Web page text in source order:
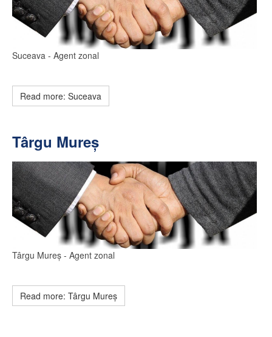
Suceava - Agent zonal
Read more: Suceava
Târgu Mureș
Târgu Mureș - Agent zonal
Read more: Târgu Mureș